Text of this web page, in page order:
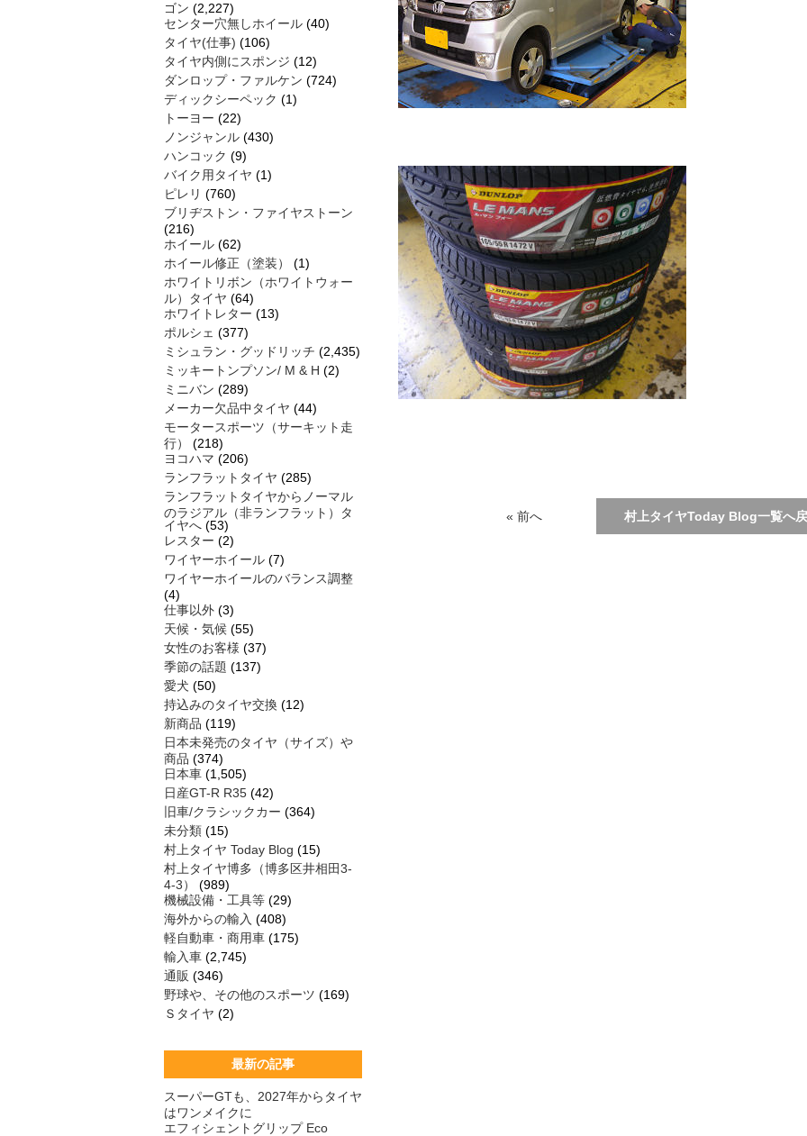
« 前へ 村上タイヤToday Blog一覧へ
ゴン (2,227)
センター穴無しホイール (40)
タイヤ(仕事) (106)
タイヤ内側にスポンジ (12)
ダンロップ・ファルケン (724)
ディックシーペック (1)
トーヨー (22)
ノンジャンル (430)
ハンコック (9)
バイク用タイヤ (1)
ピレリ (760)
ブリヂストン・ファイヤストーン
(216)
ホイール (62)
ホイール修正（塗装）
(1)
ホワイトリボン（ホワイトウォー
ル）タイヤ (64)
ホワイトレター (13)
ポルシェ (377)
ミシュラン・グッドリッチ (2,435)
ミッキートンプソン/ M & H (2)
ミニバン (289)
メーカー欠品中タイヤ (44)
モータースポーツ（サーキット走
行）
(218)
ヨコハマ (206)
ランフラットタイヤ (285)
ランフラットタイヤからノーマル
のラジアル（非ランフラット）タ
イヤへ (53)
レスター (2)
ワイヤーホイール (7)
ワイヤーホイールのバランス調整
(4)
仕事以外 (3)
天候・気候 (55)
女性のお客様 (37)
季節の話題 (137)
愛犬 (50)
持込みのタイヤ交換 (12)
新商品 (119)
日本未発売のタイヤ（サイズ）や
商品 (374)
日本車 (1,505)
日産GT-R R35 (42)
旧車/クラシックカー (364)
未分類 (15)
村上タイヤ Today Blog (15)
村上タイヤ博多（博多区井相田3-
4-3）
(989)
機械設備・工具等 (29)
海外からの輸入 (408)
軽自動車・商用車 (175)
輸入車 (2,745)
通販 (346)
野球や、その他のスポーツ (169)
Ｓタイヤ (2)
最新の記事
スーパーGTも、2027年からタイヤ
はワンメイクに
エフィシェントグリップ Eco